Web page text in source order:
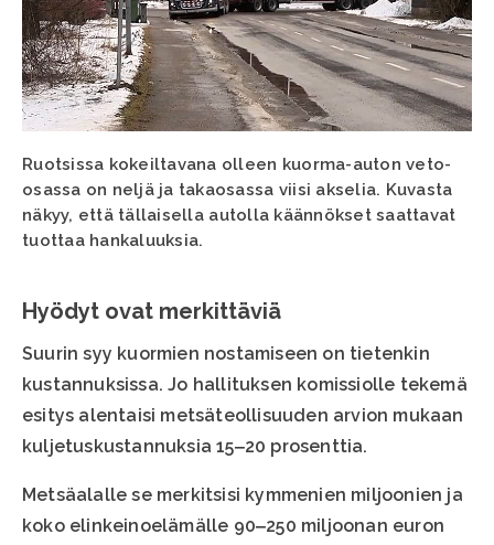
Ruotsissa kokeiltavana olleen kuorma-auton veto-
osassa on neljä ja takaosassa viisi akselia. Kuvasta
näkyy, että tällaisella autolla käännökset saattavat
tuottaa hankaluuksia.
Hyödyt ovat merkittäviä
Suurin syy kuormien nostamiseen on tietenkin
kustannuksissa. Jo hallituksen komissiolle tekemä
esitys alentaisi metsäteollisuuden arvion mukaan
kuljetuskustannuksia 15‒20 prosenttia.
Metsäalalle se merkitsisi kymmenien miljoonien ja
koko elinkeinoelämälle 90‒250 miljoonan euron